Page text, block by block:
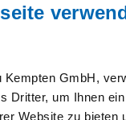
Kempten GmbH,
Dritter, um Ihnen
Website zu bieten